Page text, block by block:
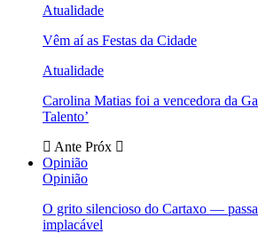
Atualidade
Vêm aí as Festas da Cidade
Atualidade
Carolina Matias foi a vencedora da
Talento’
Ante Próx
Opinião
Opinião
O grito silencioso do Cartaxo —
implacável